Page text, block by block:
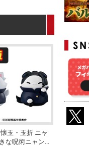
玉・玉折 ニャ
な呪術ニャン...